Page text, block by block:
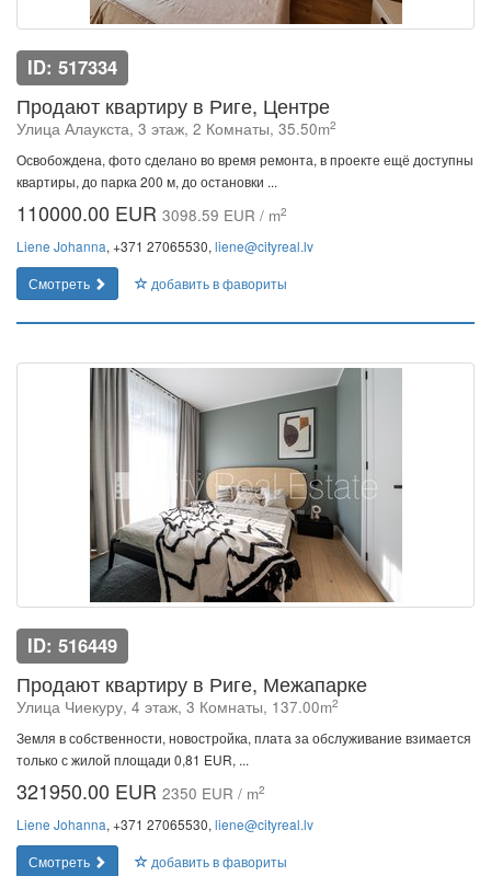
ID: 517334
Продают квартиру в Риге, Центре
Улица Алаукста, 3 этаж, 2 Комнаты, 35.50m2
Освобождена, фото сделано во время ремонта, в проекте ещё доступны
квартиры, до парка 200 м, до остановки ...
110000.00 EUR 3098.59 EUR / m2
Liene Johanna, +371 27065530, liene@cityreal.lv
Смотреть
добавить в фавориты
ID: 516449
Продают квартиру в Риге, Межапарке
Улица Чиекуру, 4 этаж, 3 Комнаты, 137.00m2
Земля в собственности, новостройка, плата за обслуживание взимается
только с жилой площади 0,81 EUR, ...
321950.00 EUR 2350 EUR / m2
Liene Johanna, +371 27065530, liene@cityreal.lv
Смотреть
добавить в фавориты